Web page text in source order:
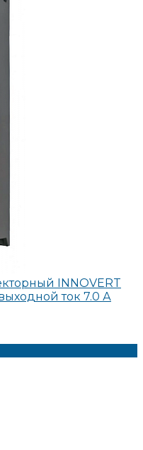
INNOVERT
ток 7.0 А